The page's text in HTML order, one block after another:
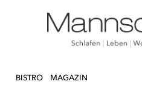
zum
BISTRO MAGAZIN